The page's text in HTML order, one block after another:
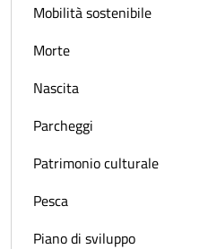
Mobilità sostenibile
Morte
Nascita
Parcheggi
Patrimonio culturale
Pesca
Piano di sviluppo